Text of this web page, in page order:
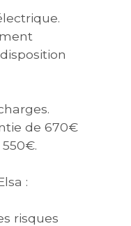
de 670€
:
risques